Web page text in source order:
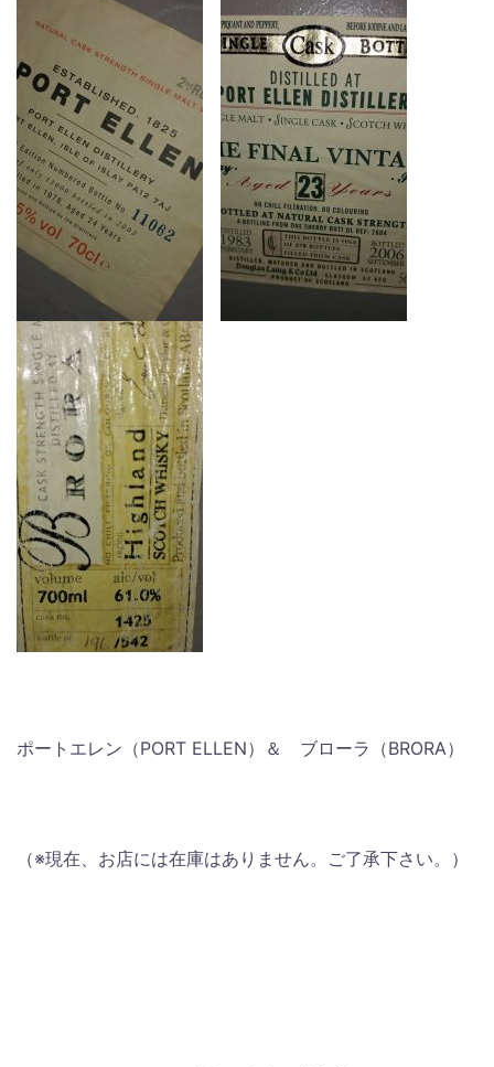
ポートエレン（PORT ELLEN）＆ ブローラ（BRORA）
（※現在、お店には在庫はありません。ご了承下さい。）